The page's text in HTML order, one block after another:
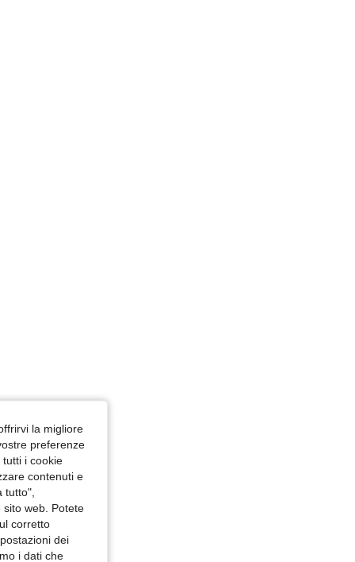
XXS
la migliore
preferenze
i cookie
contenuti e
tutto",
web. Potete
corretto
dei
i dati che